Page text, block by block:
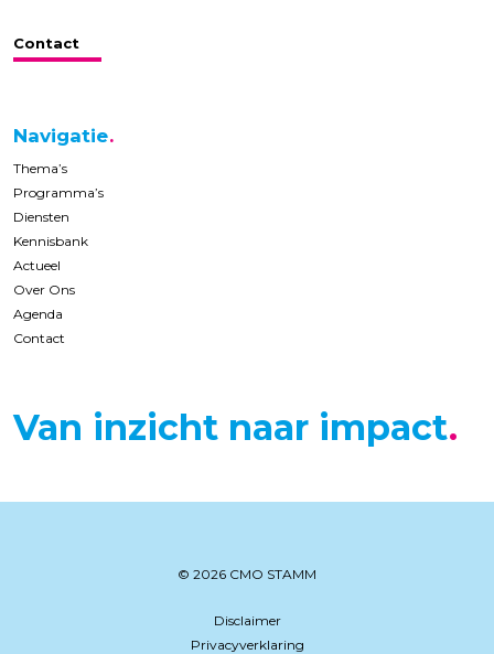
Contact
Navigatie
Thema’s
Programma’s
Diensten
Kennisbank
Actueel
Over Ons
Agenda
Contact
Van inzicht naar impact
© 2026 CMO STAMM
Disclaimer
Privacyverklaring